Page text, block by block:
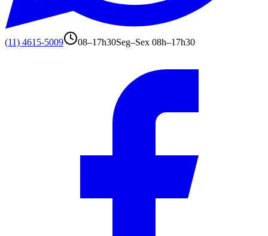
(11) 4615-5009 08–17h30Seg–Sex 08h–17h30